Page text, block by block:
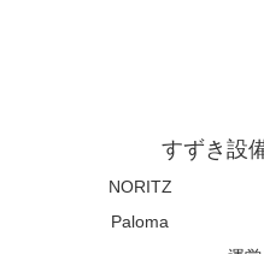
すずき設
NORITZ
Paloma